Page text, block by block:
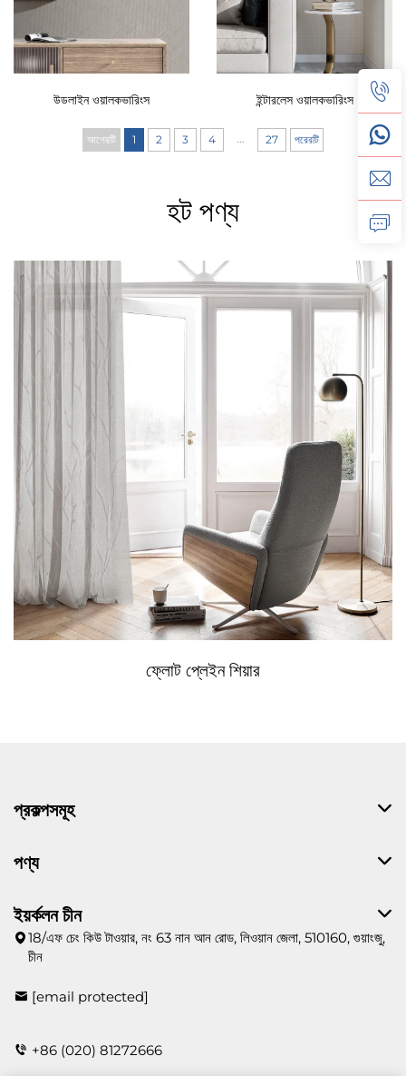
উডলাইন ওয়ালকভারিংস ইন্টারলেস ওয়ালকভারিংস
আগেরটি 1 2 3 4 ... 27 পরেরটি
হট পণ্য
ফ্লোট প্লেইন শিয়ার
প্রকল্পসমূহ
পণ্য
ইয়র্কলন চীন
18/এফ চেং কিউ টাওয়ার, নং 63 নান আন রোড, লিওয়ান জেলা, 510160, গুয়াংজু,
চীন
[email protected]
+86 (020) 81272666